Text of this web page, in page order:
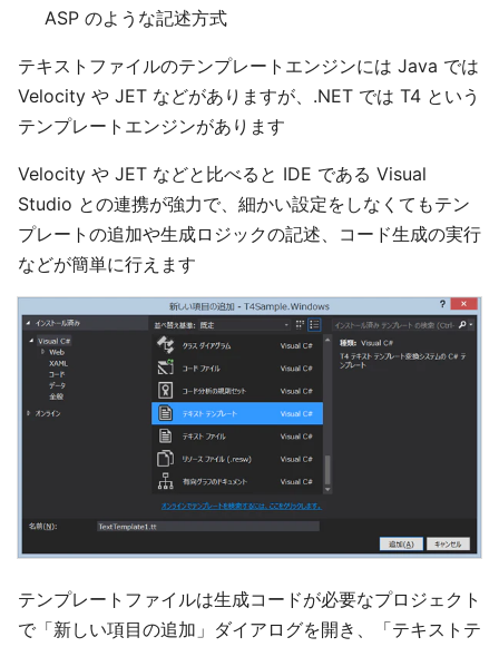
ASP のような記述方式
テキストファイルのテンプレートエンジンには Java では
Velocity や JET などがありますが、.NET では T4 という
テンプレートエンジンがあります
Velocity や JET などと比べると IDE である Visual
Studio との連携が強力で、細かい設定をしなくてもテン
プレートの追加や生成ロジックの記述、コード生成の実行
などが簡単に行えます
テンプレートファイルは生成コードが必要なプロジェクト
で「新しい項目の追加」ダイアログを開き、「テキストテ